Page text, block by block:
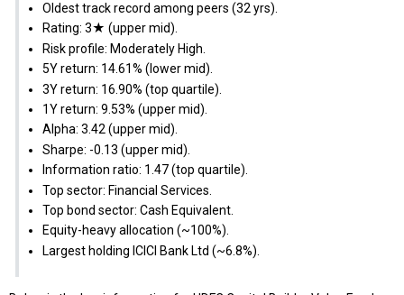
Oldest track record among peers (32 yrs).
Rating: 3★ (upper mid).
Risk profile: Moderately High.
5Y return: 14.61% (lower mid).
3Y return: 16.90% (top quartile).
1Y return: 9.53% (upper mid).
Alpha: 3.42 (upper mid).
Sharpe: -0.13 (upper mid).
Information ratio: 1.47 (top quartile).
Top sector: Financial Services.
Top bond sector: Cash Equivalent.
Equity-heavy allocation (~100%).
Largest holding ICICI Bank Ltd (~6.8%).